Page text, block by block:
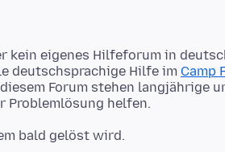
kein eigenes Hilfeforum in
deutschsprachige Hilfe im Camp
Forum stehen langjährige